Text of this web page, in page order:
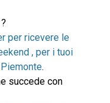
per ricevere le
, per i tuoi
.
succede con